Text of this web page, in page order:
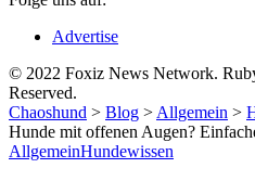
Advertise
© 2022 Foxiz News Network.
Reserved.
Chaoshund > Blog > Allgemein >
Hunde mit offenen Augen?
AllgemeinHundewissen